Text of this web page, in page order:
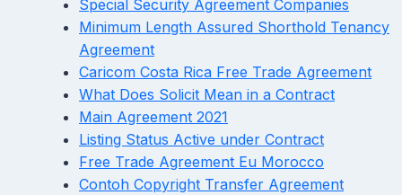
Special Security Agreement Companies
Minimum Length Assured Shorthold Tenancy
Agreement
Caricom Costa Rica Free Trade Agreement
What Does Solicit Mean in a Contract
Main Agreement 2021
Listing Status Active under Contract
Free Trade Agreement Eu Morocco
Contoh Copyright Transfer Agreement